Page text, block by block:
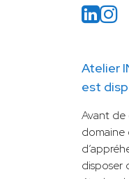
Atelier
est
Avant de
domaine
disposer